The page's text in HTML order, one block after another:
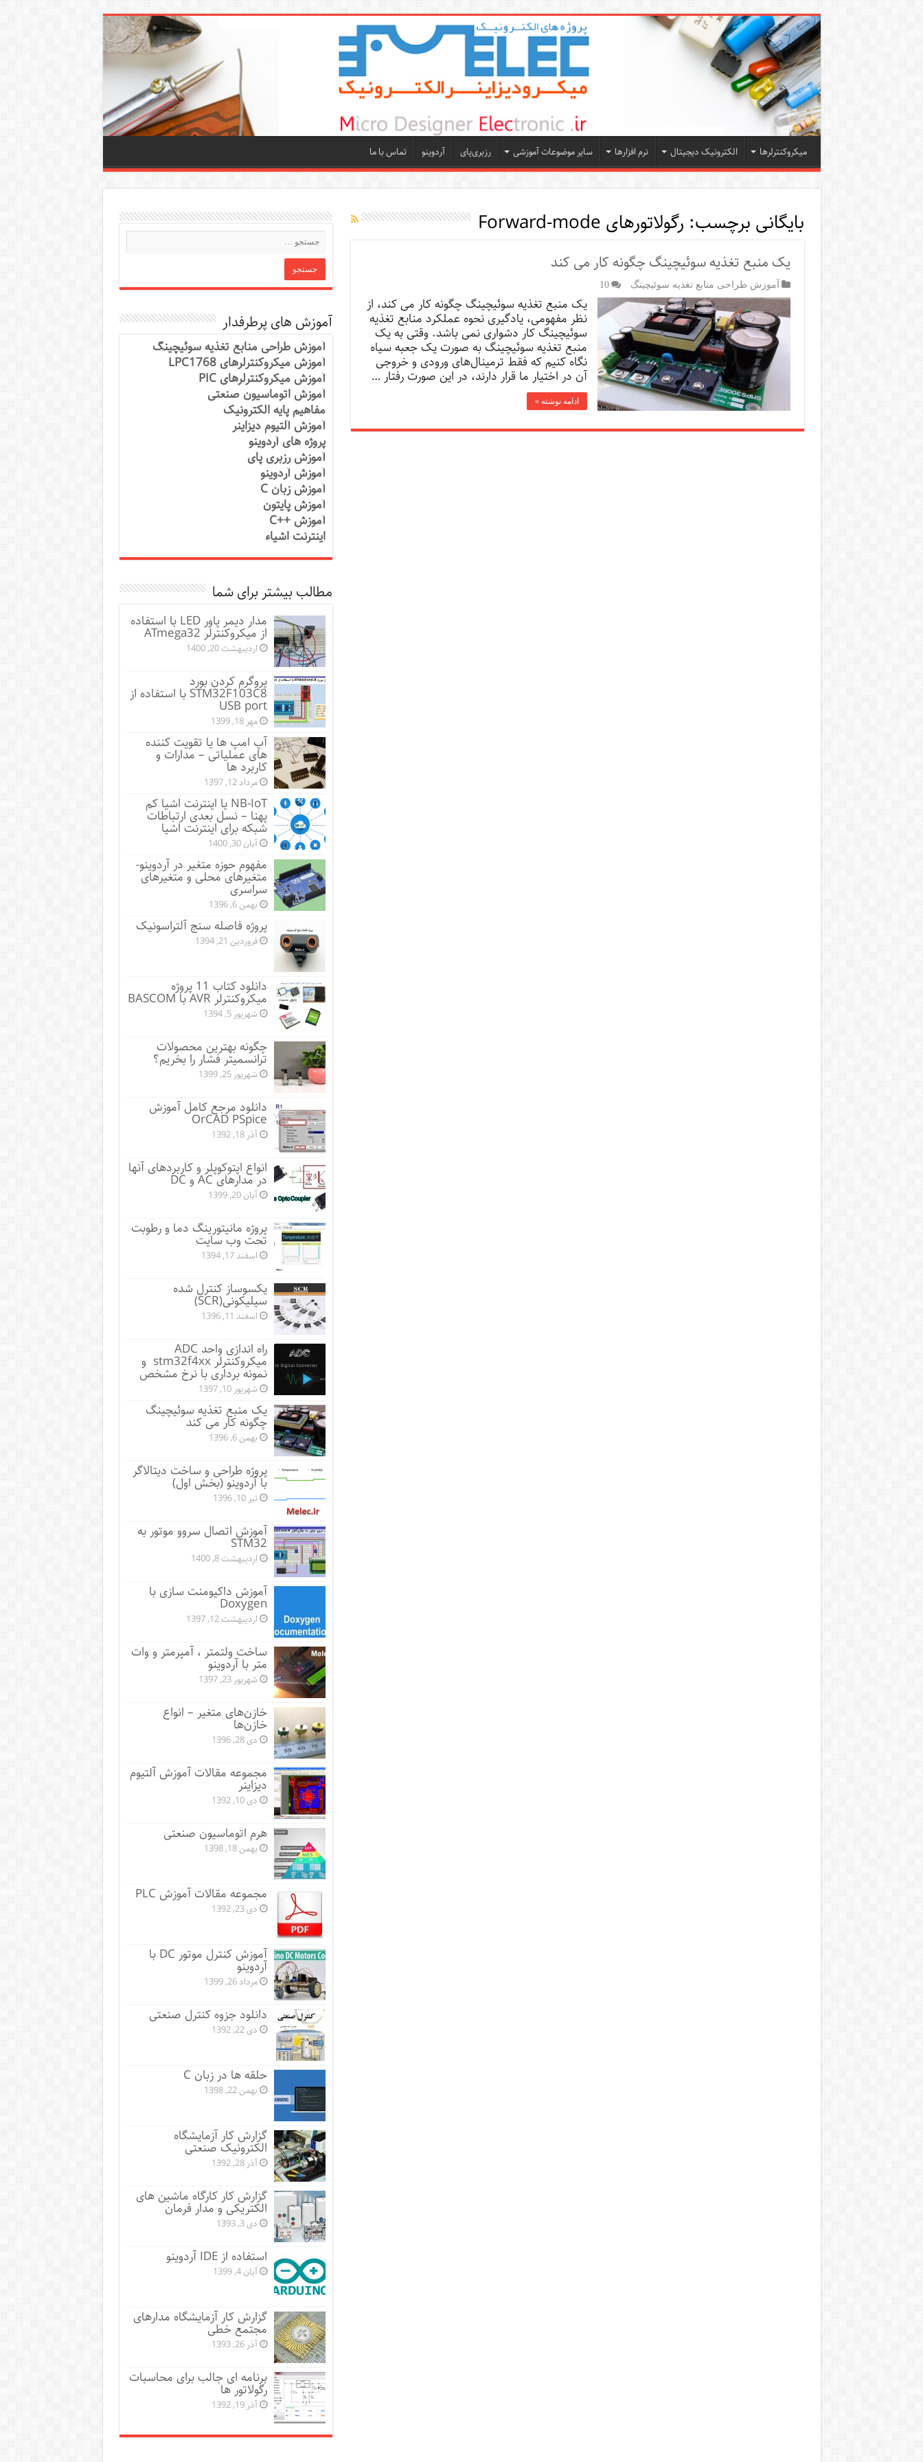
میکروکنترلرها الکترونیک دیجیتال نرم افزارها سایر موضوعات آموزشی رزبری‌پای آردوینو تماس با ما
بایگانی برچسب: رگولاتورهای Forward-mode
یک منبع تغذیه سوئیچینگ چگونه کار می کند
آموزش طراحی منابع تغذیه سوئیچینگ 10
یک منبع تغذیه سوئیچینگ چگونه کار می کند، از
نظر مفهومی، یادگیری نحوه عملکرد منابع تغذیه
سوئیچینگ کار دشواری نمی باشد. وقتی به یک
منبع تغذیه سوئیچینگ به صورت یک جعبه سیاه
نگاه کنیم که فقط ترمینال‌های ورودی و خروجی
آن در اختیار ما قرار دارند، در این صورت رفتار …
ادامه نوشته »
آموزش های پرطرفدار
آموزش طراحی منابع تغذیه سوئیچینگ
آموزش میکروکنترلرهای LPC1768
آموزش میکروکنترلرهای PIC
آموزش اتوماسیون صنعتی
مفاهیم پایه الکترونیک
آموزش آلتیوم دیزاینر
پروژه های آردوینو
آموزش رزبری پای
آموزش آردوینو
آموزش زبان C
آموزش پایتون
آموزش ++C
اینترنت اشیاء
مطالب بیشتر برای شما
مدار دیمر پاور LED با استفاده
از میکروکنترلر ATmega32
اردیبهشت 20, 1400
پروگرم کردن بورد
STM32F103C8 با استفاده از
USB port
مهر 18, 1399
آپ امپ ها یا تقویت کننده
های عملیاتی – مدارات و
کاربرد ها
مرداد 12, 1397
NB-IoT یا اینترنت اشیا کم
پهنا – نسل بعدی ارتباطات
شبکه برای اینترنت اشیا
آبان 30, 1400
مفهوم حوزه متغیر در آردوینو-
متغیرهای محلی و متغیرهای
سراسری
بهمن 6, 1396
پروژه فاصله سنج آلتراسونیک
فروردین 21, 1394
دانلود کتاب 11 پروژه
میکروکنترلر AVR با BASCOM
شهریور 5, 1394
چگونه بهترین محصولات
ترانسمیتر فشار را بخریم؟
شهریور 25, 1399
دانلود مرجع کامل آموزش
OrCAD PSpice
آذر 18, 1392
انواع اپتوکوپلر و کاربردهای آنها
در مدارهای AC و DC
آبان 20, 1399
پروژه مانيتورينگ دما و رطوبت
تحت وب سایت
اسفند 17, 1394
یکسوساز کنترل شده
سیلیکونی(SCR)
اسفند 11, 1396
راه اندازی واحد ADC
میکروکنترلر stm32f4xx و
نمونه برداری با نرخ مشخص
شهریور 10, 1397
یک منبع تغذیه سوئیچینگ
چگونه کار می کند
بهمن 6, 1396
پروژه طراحی و ساخت دیتالاگر
با آردوینو (بخش اول)
تیر 10, 1396
آموزش اتصال سروو موتور به
STM32
اردیبهشت 8, 1400
آموزش داکیومنت سازی با
Doxygen
اردیبهشت 12, 1397
ساخت ولتمتر ، آمپرمتر و وات
متر با آردوینو
شهریور 23, 1397
خازن‌های متغیر – انواع
خازن‌ها
دی 28, 1396
مجموعه مقالات آموزش آلتیوم
دیزاینر
دی 10, 1392
هرم اتوماسیون صنعتی
بهمن 18, 1398
مجموعه مقالات آموزش PLC
دی 23, 1392
آموزش کنترل موتور DC با
آردوینو
مرداد 26, 1399
دانلود جزوه کنترل صنعتی
دی 22, 1392
حلقه ها در زبان C
بهمن 22, 1398
گزارش کار آزمایشگاه
الکترونیک صنعتی
آذر 28, 1392
گزارش کار کارگاه ماشین های
الکتریکی و مدار فرمان
دی 3, 1393
استفاده از IDE آردوینو
آبان 4, 1399
گزارش کار آزمایشگاه مدارهای
مجتمع خطی
آذر 26, 1393
برنامه ای جالب برای محاسبات
رگولاتور ها
آذر 19, 1392